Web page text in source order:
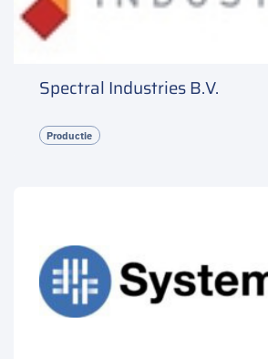
Spectral Industries B.V.
Productie